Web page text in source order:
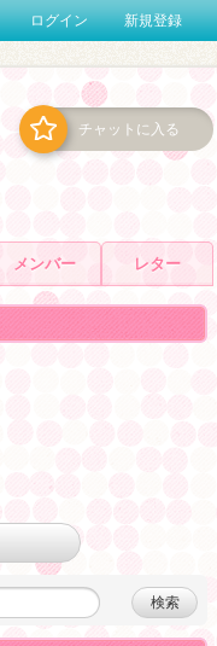
ログイン 新規登録
チャットに入る
メンバー レター
検索